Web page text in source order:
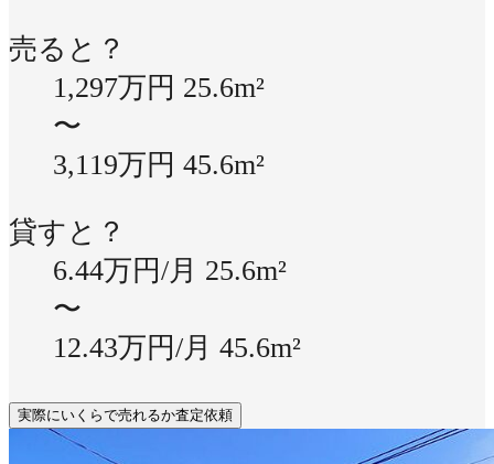
売ると？
1,297万円 25.6m²
〜
3,119万円 45.6m²
貸すと？
6.44万円/月 25.6m²
〜
12.43万円/月 45.6m²
実際にいくらで売れるか査定依頼